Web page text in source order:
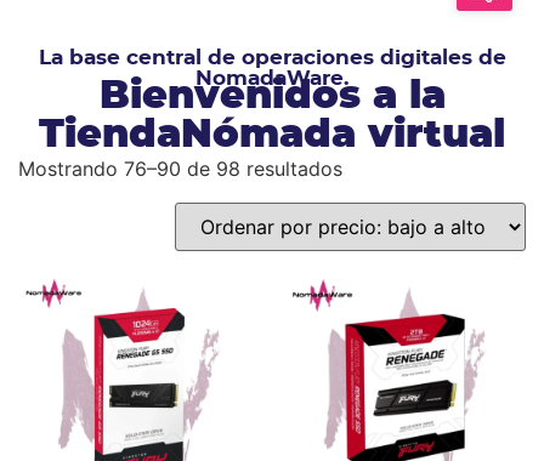
La base central de operaciones digitales de
NomadaWare.
Bienvenidos a la
TiendaNómada virtual
Mostrando 76–90 de 98 resultados